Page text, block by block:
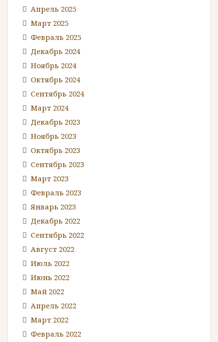
Апрель 2025
Март 2025
Февраль 2025
Декабрь 2024
Ноябрь 2024
Октябрь 2024
Сентябрь 2024
Март 2024
Декабрь 2023
Ноябрь 2023
Октябрь 2023
Сентябрь 2023
Март 2023
Февраль 2023
Январь 2023
Декабрь 2022
Сентябрь 2022
Август 2022
Июль 2022
Июнь 2022
Май 2022
Апрель 2022
Март 2022
Февраль 2022